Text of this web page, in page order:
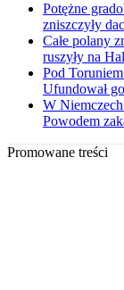
Potężne
zniszczyły
Całe polany
ruszyły na
Pod
Ufundował
W
Powodem
Promowane treści